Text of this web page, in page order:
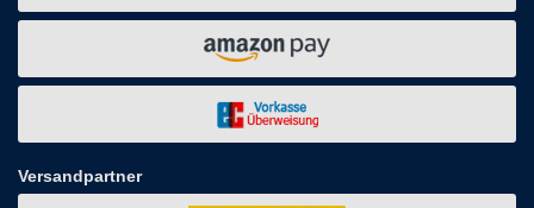
Versandpartner